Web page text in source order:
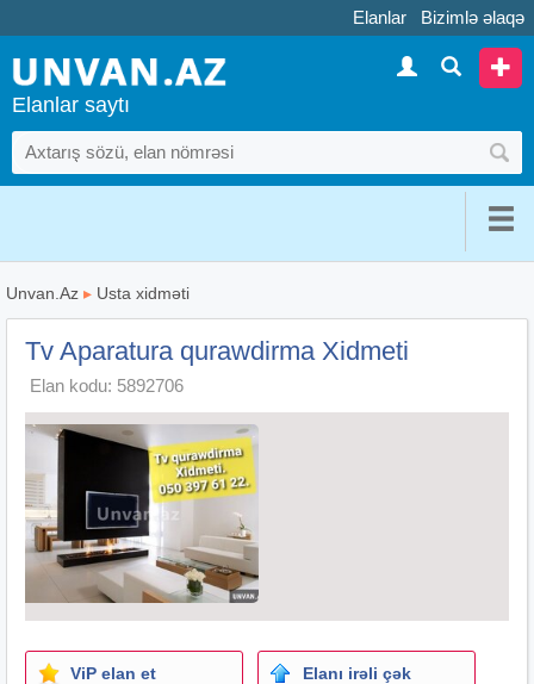
Elanlar Bizimlə əlaqə
Elanlar saytı
Unvan.Az ▸ Usta xidməti
Tv Aparatura qurawdirma Xidmeti
Elan kodu: 5892706
ViP elan et Elanı irəli çək